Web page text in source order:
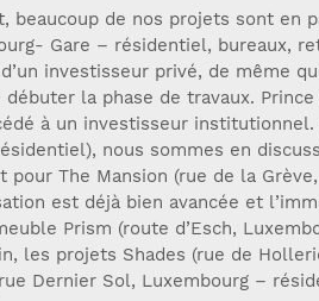
beaucoup de nos projets sont en
Gare – résidentiel, bureaux,
investisseur privé, de même
la phase de travaux.
à un investisseur
nous sommes en
pour The Mansion (rue de la
est déjà bien avancée et
Prism (route d’Esch,
les projets Shades (rue de
Dernier Sol, Luxembourg –